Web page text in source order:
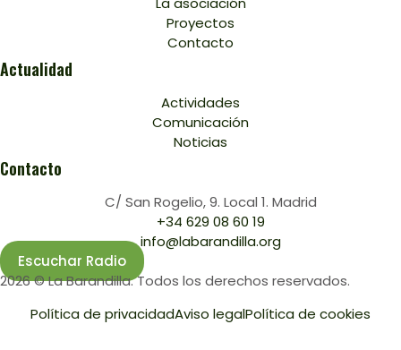
Proyectos
Contacto
Actualidad
Actividades
Comunicación
Noticias
Contacto
C/ San Rogelio, 9. Local 1. Madrid
+34 629 08 60 19
info@labarandilla.org
Escuchar Radio
2026 © La Barandilla. Todos los derechos reservados.
Política de privacidadAviso legalPolítica de cookies